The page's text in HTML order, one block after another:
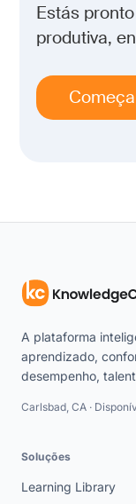
Estás
produtiva,
A plataforma
aprendizado,
desempenho,
Carlsbad, CA ·
Soluções
Learning Library